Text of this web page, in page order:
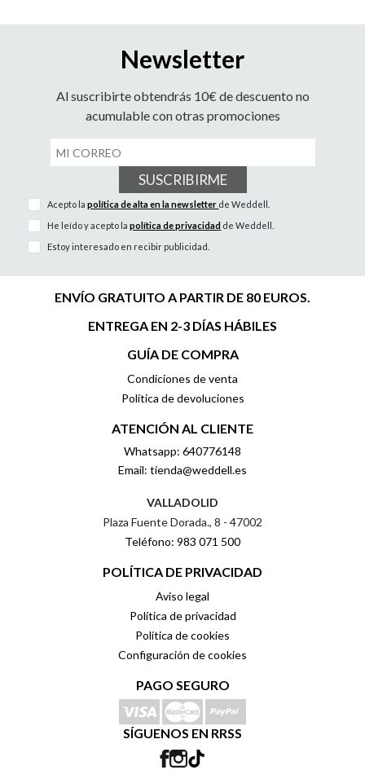
Newsletter
Al suscribirte obtendrás 10€ de descuento no
acumulable con otras promociones
SUSCRIBIRME
Acepto lapolítica de alta en la newsletter de Weddell.
He leído y acepto lapolítica de privacidad de Weddell.
Estoy interesado en recibir publicidad.
ENVÍO GRATUITO A PARTIR DE 80 EUROS.
ENTREGA EN 2-3 DÍAS HÁBILES
GUÍA DE COMPRA
Condiciones de venta
Política de devoluciones
ATENCIÓN AL CLIENTE
Whatsapp: 640776148
Email: tienda@weddell.es
VALLADOLID
Plaza Fuente Dorada., 8 - 47002
Teléfono: 983 071 500
POLÍTICA DE PRIVACIDAD
Aviso legal
Política de privacidad
Política de cookies
Configuración de cookies
PAGO SEGURO
SÍGUENOS EN RRSS